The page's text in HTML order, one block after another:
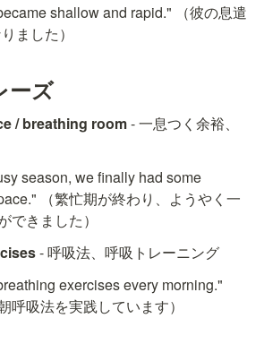
shallow and rapid." （彼の息遣
ました）
ーズ
/ breathing room - 一息つく余裕、
season, we finally had some
（繁忙期が終わり、ようやく一
できました）
- 呼吸法、呼吸トレーニング
exercises every morning."
呼吸法を実践しています）